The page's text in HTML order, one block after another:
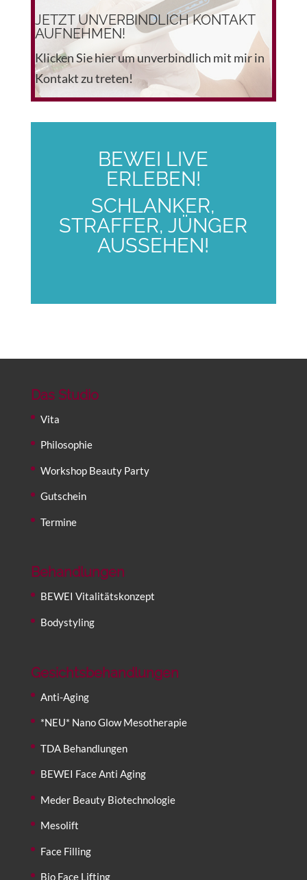
JETZT UNVERBINDLICH KONTAKT
AUFNEHMEN!
Klicken Sie hier um unverbindlich mit mir in
Kontakt zu treten!
BEWEI LIVE
ERLEBEN!
SCHLANKER,
STRAFFER, JÜNGER
AUSSEHEN!
Das Studio
Vita
Philosophie
Workshop Beauty Party
Gutschein
Termine
Behandlungen
BEWEI Vitalitätskonzept
Bodystyling
Gesichtsbehandlungen
Anti-Aging
*NEU* Nano Glow Mesotherapie
TDA Behandlungen
BEWEI Face Anti Aging
Meder Beauty Biotechnologie
Mesolift
Face Filling
Bio Face Lifting